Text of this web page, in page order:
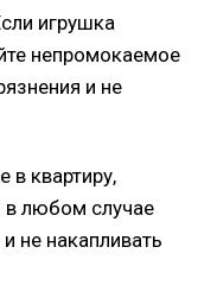
игрушка
непромокаемое
и не
в квартиру,
в любом случае
не накапливать